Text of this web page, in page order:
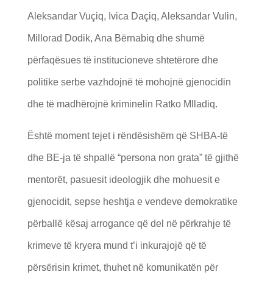
Aleksandar Vuçiq, Ivica Daçiq, Aleksandar Vulin,
Millorad Dodik, Ana Bërnabiq dhe shumë
përfaqësues të institucioneve shtetërore dhe
politike serbe vazhdojnë të mohojnë gjenocidin
dhe të madhërojnë kriminelin Ratko Mlladiq.
Është moment tejet i rëndësishëm që SHBA-të
dhe BE-ja të shpallë “persona non grata” të gjithë
mentorët, pasuesit ideologjik dhe mohuesit e
gjenocidit, sepse heshtja e vendeve demokratike
përballë kësaj arrogance që del në përkrahje të
krimeve të kryera mund t’i inkurajojë që të
përsërisin krimet, thuhet në komunikatën për